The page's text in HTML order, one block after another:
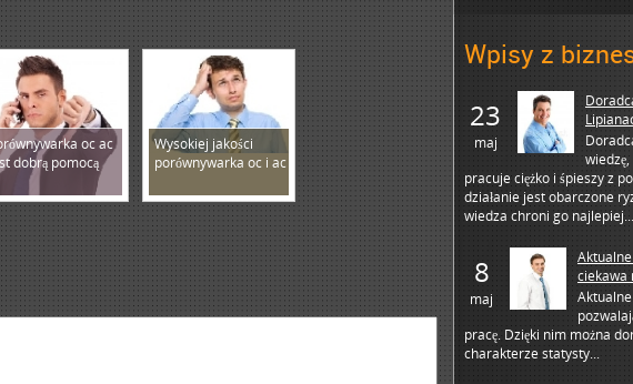
Wpisy z
23
maj
pracuje ciężko i śpieszy z
działanie jest obarczone
wiedza chroni go najlepiej...
8
maj
ciekawa
pracę. Dzięki nim można
charakterze statysty...
oc ac
dobrą pomocą
Wysokiej jakości
porównywarka oc i ac